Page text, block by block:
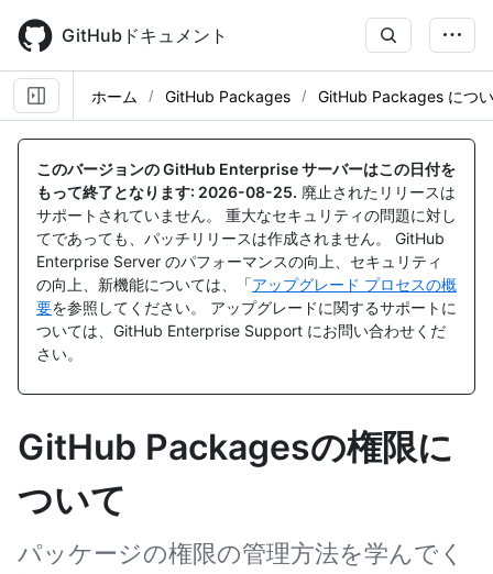
main
content
GitHubドキュメント
ホーム GitHub Packages GitHub Packages につ
このバージョンの GitHub Enterprise サーバーはこの日付を
もって終了となります: 2026-08-25. 廃止されたリリースは
サポートされていません。 重大なセキュリティの問題に対し
てであっても、パッチリリースは作成されません。 GitHub
Enterprise Server のパフォーマンスの向上、セキュリティ
の向上、新機能については、「アップグレード プロセスの概
要を参照してください。 アップグレードに関するサポートに
ついては、GitHub Enterprise Support にお問い合わせくだ
さい。
GitHub Packagesの権限に
ついて
パッケージの権限の管理方法を学んでく